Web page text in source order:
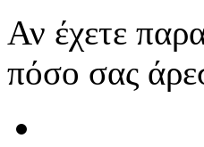
Αν έχετε
πόσο σας